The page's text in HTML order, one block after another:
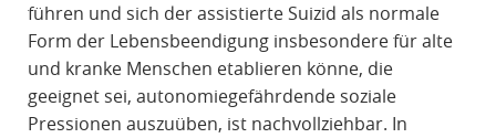
führen und sich der assistierte Suizid als normale
Form der Lebensbeendigung insbesondere für alte
und kranke Menschen etablieren könne, die
geeignet sei, autonomiegefährdende soziale
Pressionen auszuüben, ist nachvollziehbar. In